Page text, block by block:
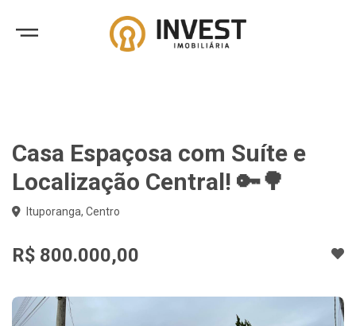
Casa Espaçosa com Suíte e
Localização Central! 🔑🌳
Ituporanga, Centro
R$ 800.000,00